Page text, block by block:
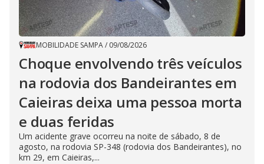
MOBILIDADE SAMPA/ 09/08/2026
Choque envolvendo três veículos
na rodovia dos Bandeirantes em
Caieiras deixa uma pessoa morta
e duas feridas
Um acidente grave ocorreu na noite de sábado, 8 de
agosto, na rodovia SP-348 (rodovia dos Bandeirantes), no
km 29, em Caieiras,...